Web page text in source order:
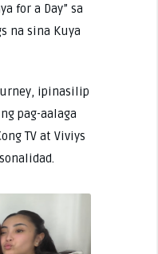
for a Day” sa
na sina Kuya
ipinasilip
pag-aalaga
TV at Viviys